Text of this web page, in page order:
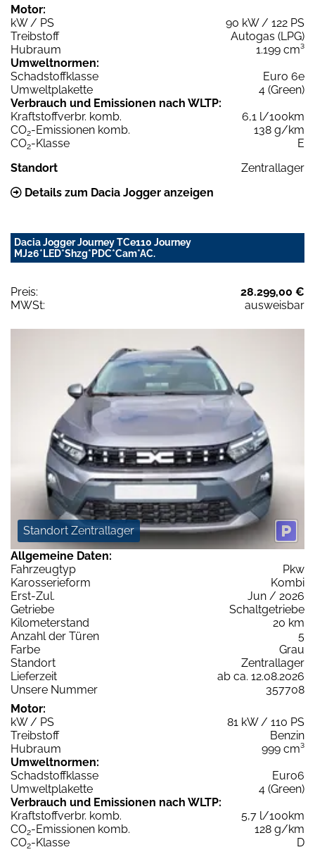
Motor:
kW / PS
90 kW / 122 PS
Treibstoff
Autogas (LPG)
Hubraum
1.199 cm³
Umweltnormen:
Schadstoffklasse
Euro 6e
Umweltplakette
4 (Green)
Verbrauch und Emissionen nach WLTP:
Kraftstoffverbr. komb.
6,1 l/100km
CO2-Emissionen komb.
138 g/km
CO2-Klasse
E
Standort
Zentrallager
Details zum Dacia Jogger anzeigen
Dacia Jogger Journey TCe110 Journey
MJ26*LED*Shzg*PDC*Cam*AC.
Preis:
28.299,00 €
MWSt:
ausweisbar
Standort Zentrallager
Allgemeine Daten:
Fahrzeugtyp
Pkw
Karosserieform
Kombi
Erst-Zul.
Jun / 2026
Getriebe
Schaltgetriebe
Kilometerstand
20 km
Anzahl der Türen
5
Farbe
Grau
Standort
Zentrallager
Lieferzeit
ab ca. 12.08.2026
Unsere Nummer
357708
Motor:
kW / PS
81 kW / 110 PS
Treibstoff
Benzin
Hubraum
999 cm³
Umweltnormen:
Schadstoffklasse
Euro6
Umweltplakette
4 (Green)
Verbrauch und Emissionen nach WLTP:
Kraftstoffverbr. komb.
5,7 l/100km
CO2-Emissionen komb.
128 g/km
CO2-Klasse
D